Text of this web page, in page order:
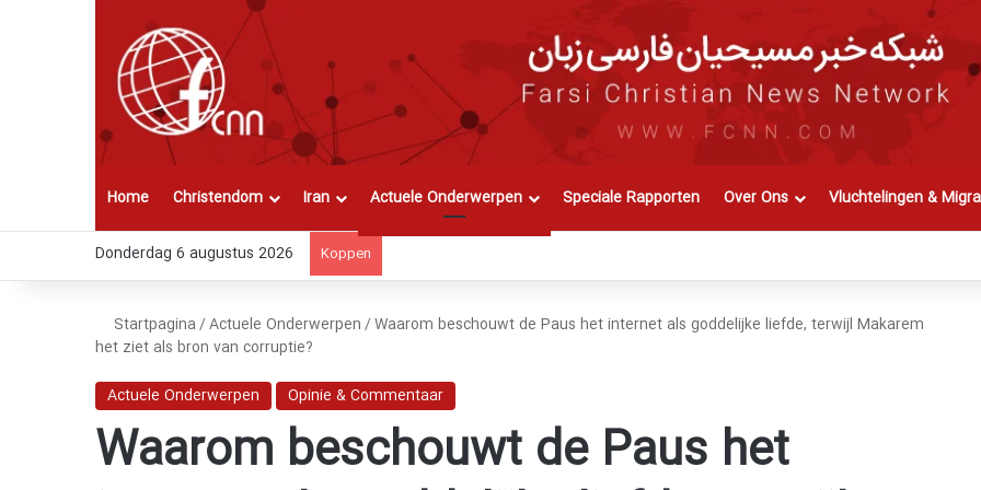
Home Christendom Iran Actuele Onderwerpen Speciale Rapporten Over Ons Vluchtelingen &
Donderdag 6 augustus 2026 Koppen
Startpagina/Actuele Onderwerpen/Waarom beschouwt de Paus het internet als goddelijke liefde, terwijl Makarem
het ziet als bron van corruptie?
Actuele Onderwerpen
Opinie & Commentaar
Waarom beschouwt de Paus het